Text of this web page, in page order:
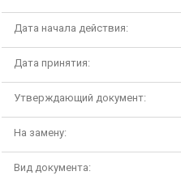
Дата начала действия:
Дата принятия:
Утверждающий документ:
На замену:
Вид документа: